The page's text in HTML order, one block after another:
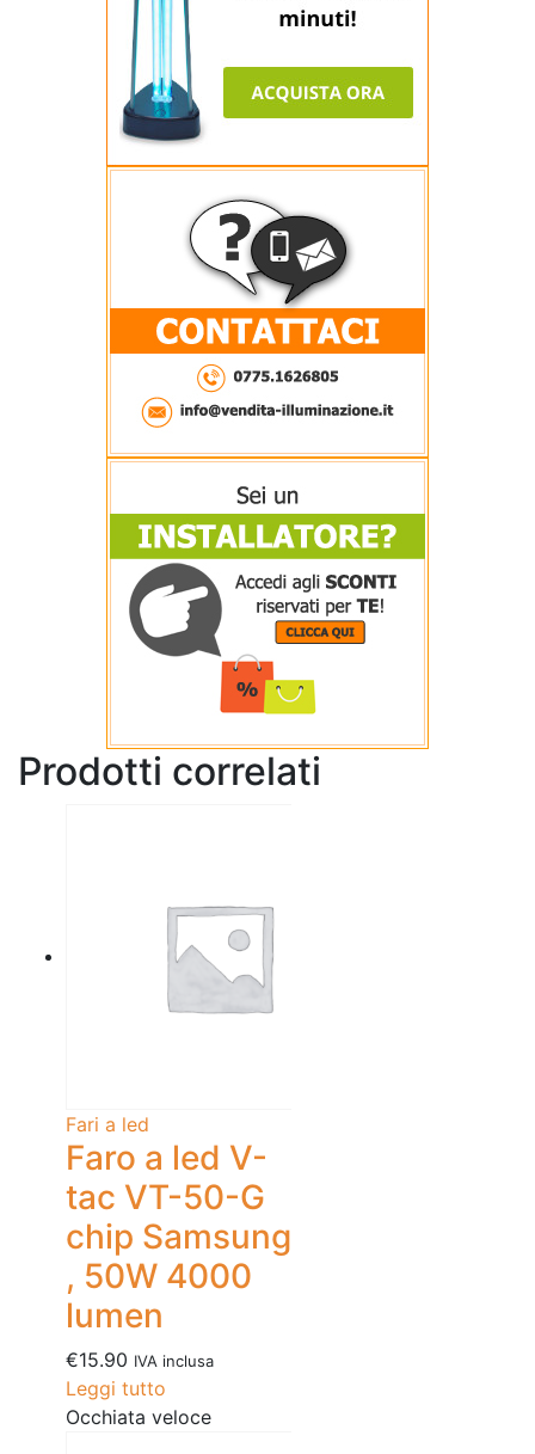
Prodotti correlati
Fari a led
Faro a led V-
tac VT-50-G
chip Samsung
, 50W 4000
lumen
€15.90 IVA inclusa
Leggi tutto
Occhiata veloce